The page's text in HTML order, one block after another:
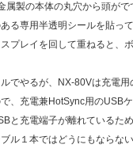
属製の本体の丸穴から頭が
る専用半透明シールを貼っ
プレイを回して重ねると、
でやるが、NX-80Vは充電
、充電兼HotSync用のUSB
と充電端子が離れているた
ル１本ではどうにもならな